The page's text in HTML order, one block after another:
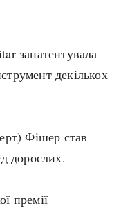
запатентувала
декількох
Фішер став
дорослих.
премії